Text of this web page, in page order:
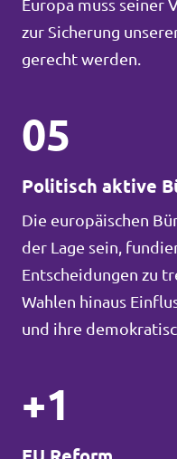
Europa muss seiner
zur Sicherung
gerecht werden.
05
Politisch aktive
Die europäischen
der Lage sein,
Entscheidungen zu
Wahlen hinaus
und ihre
+1